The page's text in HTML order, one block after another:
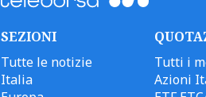
SEZIONI
Tutte le notizie
Italia
Tutti i
Azioni